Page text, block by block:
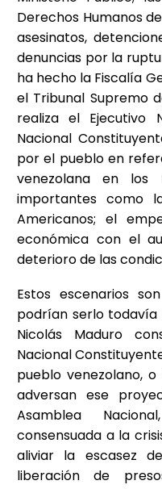
Derechos Humanos
asesinatos,
denuncias por la
ha hecho la Fiscalía
el Tribunal Supremo
realiza el Ejecutivo
Nacional
por el pueblo en
venezolana en los
importantes como
Americanos; el
económica con el
deterioro de las
Estos escenarios
podrían serlo todavía
Nicolás Maduro
Nacional
pueblo venezolano,
adversan ese
Asamblea
consensuada a la
aliviar la escasez
liberación de